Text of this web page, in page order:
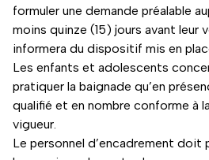
formuler une demande préalable
moins quinze (15) jours avant leur
informera du dispositif mis en
Les enfants et adolescents
pratiquer la baignade qu’en
qualifié et en nombre conforme à
vigueur.
Le personnel d’encadrement doit